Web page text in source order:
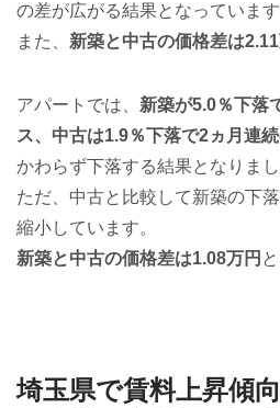
の差が広がる結果となっています
また、 新築と中古の価格差は2.11
アパートでは、 新築が5.0％下落
ス、中古は1.9％下落で2ヵ月連
かわらず下落する結果となりまし
ただ、中古と比較して新築の下
縮小しています。
新築と中古の価格差は1.08万円
埼玉県で賃料上昇傾